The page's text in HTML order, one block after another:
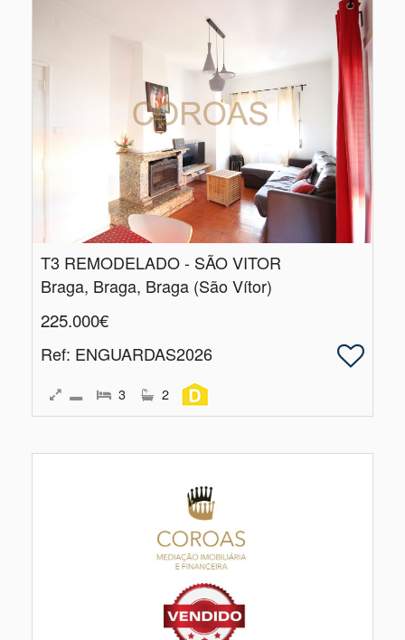
T3 REMODELADO - SÃO VITOR
Braga, Braga, Braga (São Vítor)
225.000€
Ref: ENGUARDAS2026
3 2